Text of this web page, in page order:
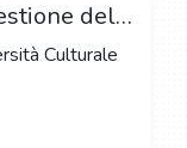
Navigare tra Strategie di Gestione della Classe Culturalmente Responsabili: Promuovere un Ambiente di Apprendimento Inclusivo
Culturale